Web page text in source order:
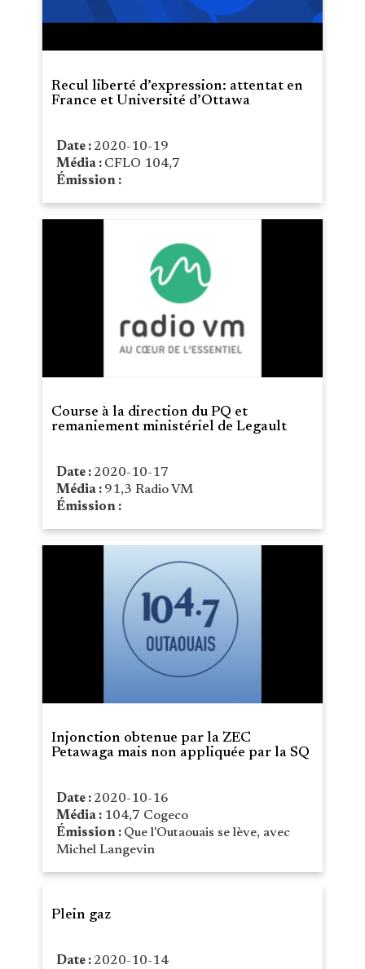
Recul liberté d’expression: attentat en
France et Université d’Ottawa
Date : 2020-10-19
Média : CFLO 104,7
Émission :
Course à la direction du PQ et
remaniement ministériel de Legault
Date : 2020-10-17
Média : 91,3 Radio VM
Émission :
Injonction obtenue par la ZEC
Petawaga mais non appliquée par la SQ
Date : 2020-10-16
Média : 104,7 Cogeco
Émission : Que l'Outaouais se lève, avec
Michel Langevin
Plein gaz
Date : 2020-10-14